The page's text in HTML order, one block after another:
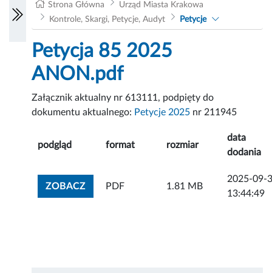
Strona Główna
Urząd Miasta Krakowa
Kontrole, Skargi, Petycje, Audyt
Petycje
Petycja 85 2025
ANON.pdf
Załącznik aktualny nr 613111, podpięty do
dokumentu aktualnego: Petycje 2025 nr 211945
podgląd format rozmiar
data
dodania
ZOBACZZOBACZ ZAŁĄCZNIK
PDF 1.81 MB
2025-09-
13:44:49